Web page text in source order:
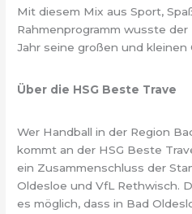
Mit diesem Mix aus Sport,
Rahmenprogramm wusste
Jahr seine großen und kleinen
Über die HSG Beste Trave
Wer Handball in der Region
kommt an der HSG Beste
ein Zusammenschluss der
Oldesloe und VfL Rethwisch.
es möglich, dass in Bad